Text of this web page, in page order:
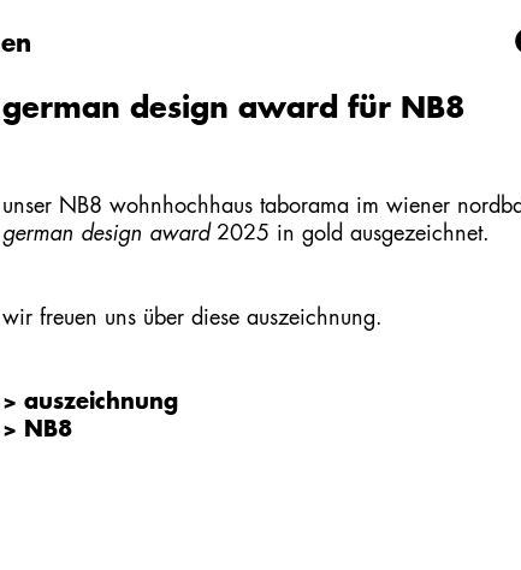
en
german design award für NB8
unser NB8 wohnhochhaus taborama im wiener
german design award2025 in gold ausgezeichnet.
wir freuen uns über diese auszeichnung.
> auszeichnung
> NB8